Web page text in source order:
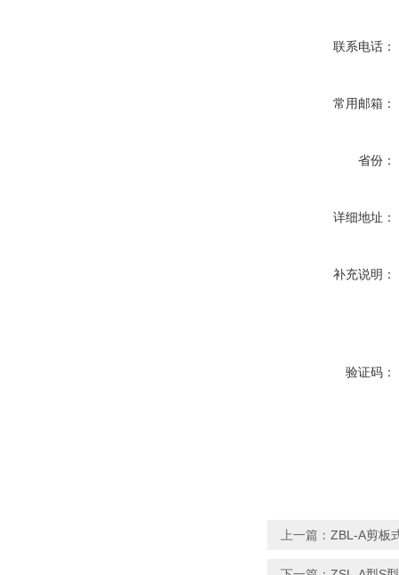
联系电话：
常用邮箱：
省份：
详细地址：
补充说明：
验证码：
上一篇： ZBL-A剪板